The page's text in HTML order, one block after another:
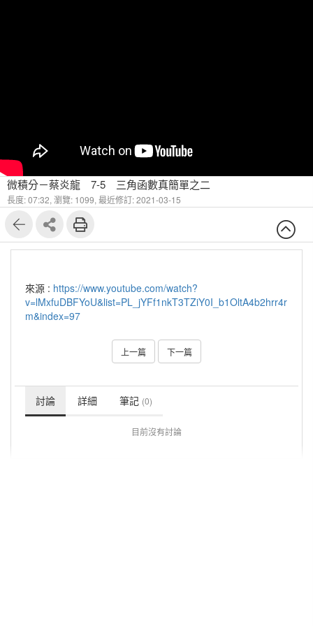
微積分－蔡炎龍 7-5 三角函數真簡單之二
長度: 07:32, 瀏覽: 1099, 最近修訂: 2021-03-15
來源 : https://www.youtube.com/watch?
v=lMxfuDBFYoU&list=PL_jYFf1nkT3TZiY0I_b1OltA4b2hrr4r
m&index=97
上一篇 下一篇
討論 詳細 筆記 (0)
目前沒有討論